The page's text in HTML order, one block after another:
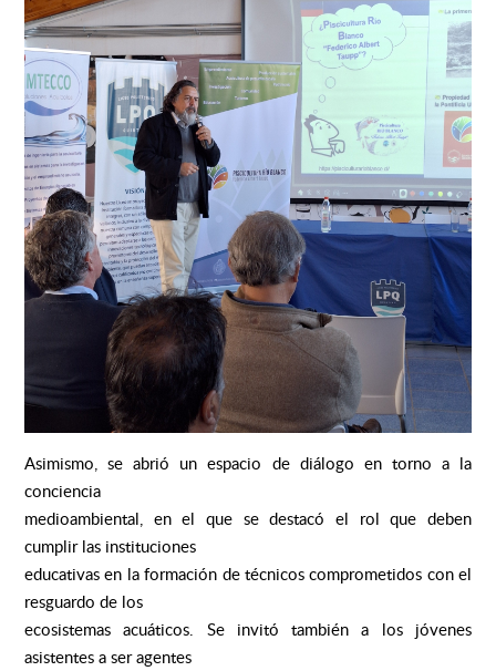
Asimismo, se abrió un espacio de diálogo en torno a la
conciencia
medioambiental, en el que se destacó el rol que deben
cumplir las instituciones
educativas en la formación de técnicos comprometidos con el
resguardo de los
ecosistemas acuáticos. Se invitó también a los jóvenes
asistentes a ser agentes